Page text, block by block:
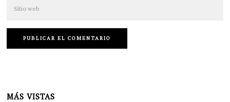
MÁS VISTAS